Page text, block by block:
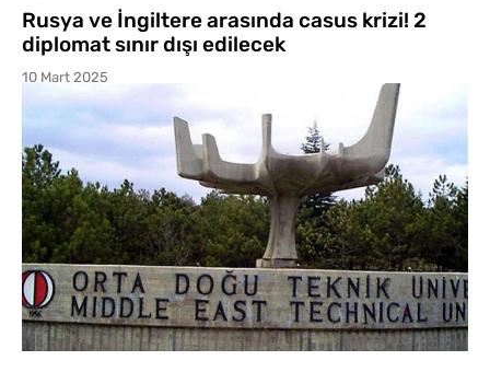
Rusya ve İngiltere arasında casus krizi! 2
diplomat sınır dışı edilecek
10 Mart 2025